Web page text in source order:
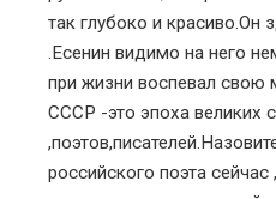
так глубоко и красиво.Он
.Есенин видимо на него
при жизни воспевал свою
СССР -это эпоха великих
российского поэта